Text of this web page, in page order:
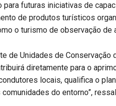
para futuras iniciativas de
de produtos turísticos
o turismo de observação de
de Unidades de
diretamente para o
locais, qualifica o
do entorno”,